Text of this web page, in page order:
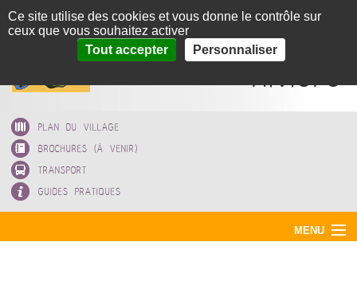
Corneilla-la-
Rivière
PLAN DU VILLAGE
BROCHURES (À VENIR)
TRANSPORT
GUIDES PRATIQUES
MENU
Panneau de gestion des cookies
Ce site utilise des cookies et vous donne le contrôle sur
ceux que vous souhaitez activer
Tout accepter
Personnaliser